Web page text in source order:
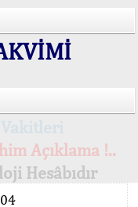
Açıklama !..
Hesâbıdır